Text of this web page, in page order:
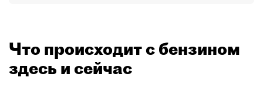
Что происходит с бензином
здесь и сейчас